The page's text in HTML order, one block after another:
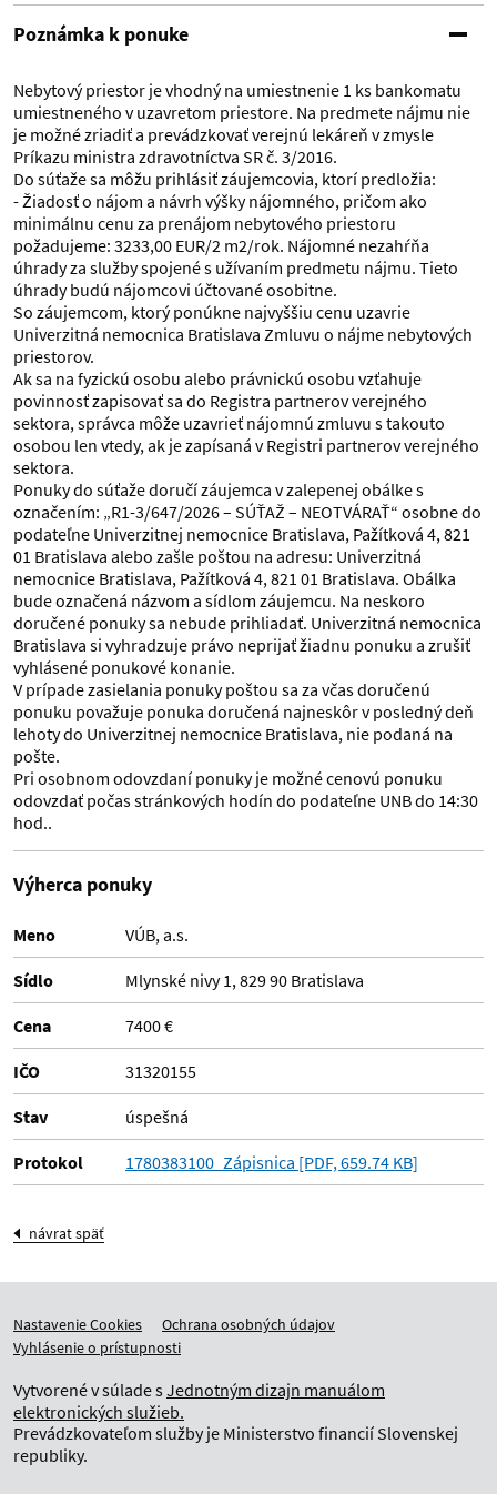
Poznámka k ponuke
Nebytový priestor je vhodný na umiestnenie 1 ks bankomatu
umiestneného v uzavretom priestore. Na predmete nájmu nie
je možné zriadiť a prevádzkovať verejnú lekáreň v zmysle
Príkazu ministra zdravotníctva SR č. 3/2016.
Do súťaže sa môžu prihlásiť záujemcovia, ktorí predložia:
- Žiadosť o nájom a návrh výšky nájomného, pričom ako
minimálnu cenu za prenájom nebytového priestoru
požadujeme: 3233,00 EUR/2 m2/rok. Nájomné nezahŕňa
úhrady za služby spojené s užívaním predmetu nájmu. Tieto
úhrady budú nájomcovi účtované osobitne.
So záujemcom, ktorý ponúkne najvyššiu cenu uzavrie
Univerzitná nemocnica Bratislava Zmluvu o nájme nebytových
priestorov.
Ak sa na fyzickú osobu alebo právnickú osobu vzťahuje
povinnosť zapisovať sa do Registra partnerov verejného
sektora, správca môže uzavrieť nájomnú zmluvu s takouto
osobou len vtedy, ak je zapísaná v Registri partnerov verejného
sektora.
Ponuky do súťaže doručí záujemca v zalepenej obálke s
označením: „R1-3/647/2026 – SÚŤAŽ – NEOTVÁRAŤ“ osobne do
podateľne Univerzitnej nemocnice Bratislava, Pažítková 4, 821
01 Bratislava alebo zašle poštou na adresu: Univerzitná
nemocnice Bratislava, Pažítková 4, 821 01 Bratislava. Obálka
bude označená názvom a sídlom záujemcu. Na neskoro
doručené ponuky sa nebude prihliadať. Univerzitná nemocnica
Bratislava si vyhradzuje právo neprijať žiadnu ponuku a zrušiť
vyhlásené ponukové konanie.
V prípade zasielania ponuky poštou sa za včas doručenú
ponuku považuje ponuka doručená najneskôr v posledný deň
lehoty do Univerzitnej nemocnice Bratislava, nie podaná na
pošte.
Pri osobnom odovzdaní ponuky je možné cenovú ponuku
odovzdať počas stránkových hodín do podateľne UNB do 14:30
hod..
Výherca ponuky
Meno VÚB, a.s.
Sídlo Mlynské nivy 1, 829 90 Bratislava
Cena 7400 €
IČO 31320155
Stav úspešná
Protokol 1780383100_Zápisnica [PDF, 659.74 KB]
návrat späť
Nastavenie Cookies
Ochrana osobných údajov
Vyhlásenie o prístupnosti
Vytvorené v súlade sJednotným dizajn manuálom
elektronických služieb.
Prevádzkovateľom služby je Ministerstvo financií Slovenskej
republiky.